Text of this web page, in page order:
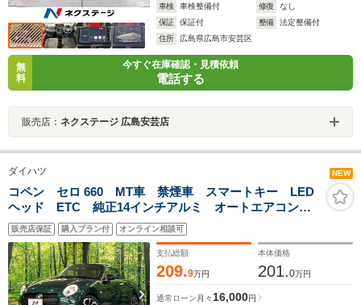
車検
車検整備付 修復
なし
保証
保証付 整備
法定整備付
住所
広島県広島市安芸区
無
料
今すぐ在庫確認・見積依頼
電話する
販売店： ネクステージ 広島安芸店
ダイハツ NEW
コペン セロ 660 MT車 禁煙車 スマートキー LED
ヘッド ETC 純正14インチアルミ オートエアコン
Bluetooth HIDフォグ
販売店保証 購入プラン付 オンライン相談可
支払総額
209.9万円
本体価格
201.0万円
通常ローン 月々 16,000円